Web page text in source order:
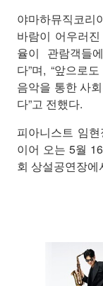
야마하뮤직코리
바람이 어우러
율이 관람객들
다”며, “앞으로
음악을 통한 사
다”고 전했다.
피아니스트 임
이어 오는 5월
회 상설공연장